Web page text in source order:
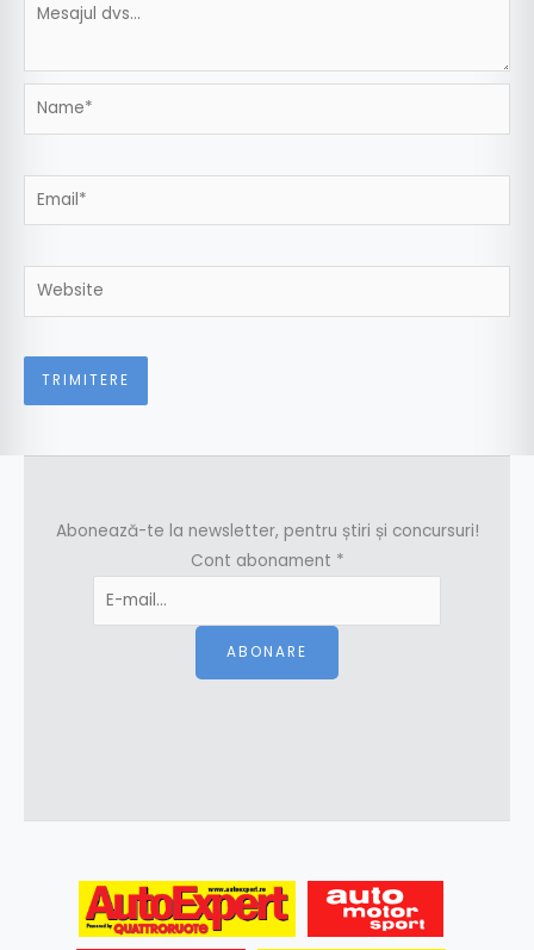
Name*
Email*
Website
Abonează-te la newsletter, pentru știri și concursuri!
Cont abonament *
ABONARE